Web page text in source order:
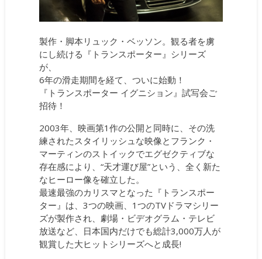
製作・脚本リュック・ベッソン。観る者を虜
にし続ける『トランスポーター』シリーズ
が、
6年の滑走期間を経て、ついに始動！
『トランスポーター イグニション』試写会ご
招待！
2003年、映画第1作の公開と同時に、その洗
練されたスタイリッシュな映像とフランク・
マーティンのストイックでエグゼクティブな
存在感により、“天才運び屋”という、全く新た
なヒーロー像を確立した。
最速最強のカリスマとなった『トランスポー
ター』は、3つの映画、1つのTVドラマシリー
ズが製作され、劇場・ビデオグラム・テレビ
放送など、日本国内だけでも総計3,000万人が
観賞した大ヒットシリーズへと成長!